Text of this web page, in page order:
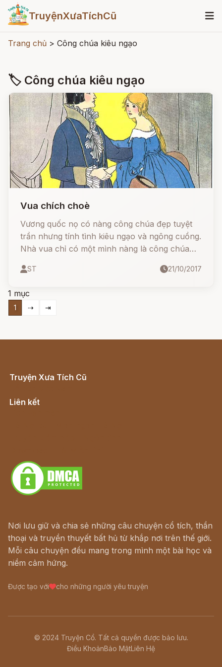
TruyệnXưaTíchCũ
Trang chủ > Công chúa kiêu ngạo
🏷 Công chúa kiêu ngạo
Vua chích choè
Vương quốc nọ có nàng công chúa đẹp tuyệt
trần nhưng tính tình kiêu ngạo và ngông cuồng.
Nhà vua chỉ có một mình nàng là công chúa
gà nàng đi nhưng không một ai vừa lòng nàng
ST 21/10/2017
1 mục
1 ⇢ ⇥
Truyện Xưa Tích Cũ
Liên kết
Nơi lưu giữ và chia sẻ những câu chuyện cổ tích, thần
thoại và truyền thuyết bất hủ từ khắp nơi trên thế giới.
Mỗi câu chuyện đều mang trong mình một bài học và
niềm cảm hứng.
Được tạo với cho những người yêu truyện
© 2024 Truyện Cổ. Tất cả quyền được bảo lưu.
Điều KhoảnBảo MậtLiên Hệ